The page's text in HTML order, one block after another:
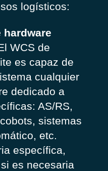
logísticos:
hardware
WCS de
es capaz de
cualquier
dedicado a
AS/RS,
sistemas
etc.
específica,
es necesaria